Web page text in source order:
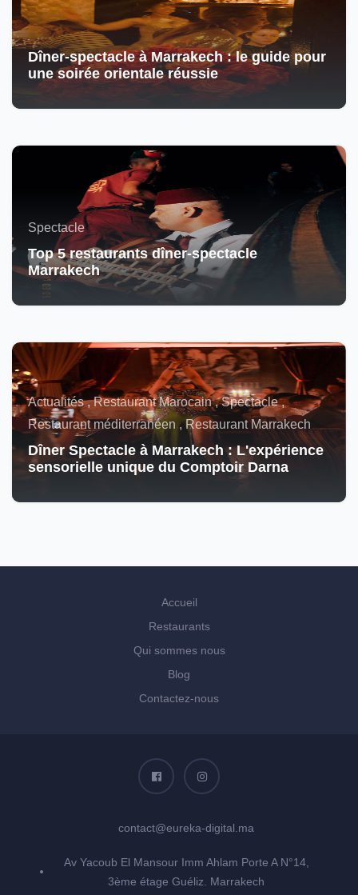
Dîner-spectacle à Marrakech : le guide pour
une soirée orientale réussie
Spectacle
Top 5 restaurants dîner-spectacle
Marrakech
Actualités , Restaurant Marocain , Spectacle ,
Restaurant méditerranéen , Restaurant Marrakech
Dîner Spectacle à Marrakech : L'expérience
sensorielle unique du Comptoir Darna
Accueil
Restaurants
Qui sommes nous
Blog
Contactez-nous
contact@eureka-digital.ma
Av Yacoub El Mansour Imm Ahlam Porte A N°14,
3ème étage Guéliz. Marrakech